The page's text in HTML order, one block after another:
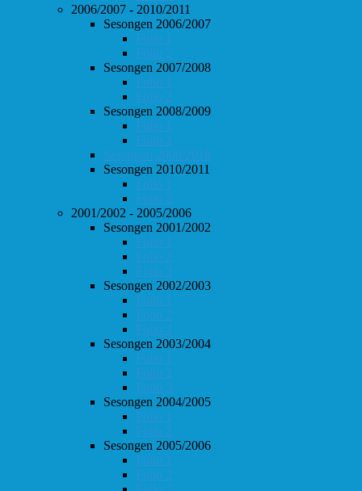
2006/2007 - 2010/2011
Sesongen 2006/2007
Follo 1
Follo 2
Sesongen 2007/2008
Follo 1
Follo 2
Sesongen 2008/2009
Follo 1
Follo 2
Sesongen 2009/2010
Sesongen 2010/2011
Follo 1
Follo 2
2001/2002 - 2005/2006
Sesongen 2001/2002
Follo 1
Follo 2
Follo 3
Sesongen 2002/2003
Follo 1
Follo 2
Follo 3
Sesongen 2003/2004
Follo 1
Follo 2
Follo 3
Sesongen 2004/2005
Follo 1
Follo 2
Sesongen 2005/2006
Follo 1
Follo 2